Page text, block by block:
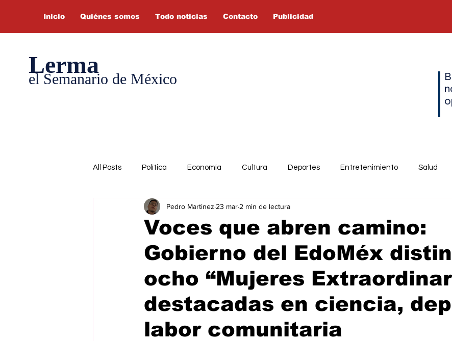
Inicio Quiénes somos Todo noticias Contacto Publicidad
Lerma
el Semanario de México
All Posts Política Economía Cultura Deportes Entretenimiento Salud
Voces que abren camino:
Gobierno del EdoMéx
ocho “Mujeres
destacadas en ciencia,
labor comunitaria
Pedro Martinez 23 mar 2 min de lectura